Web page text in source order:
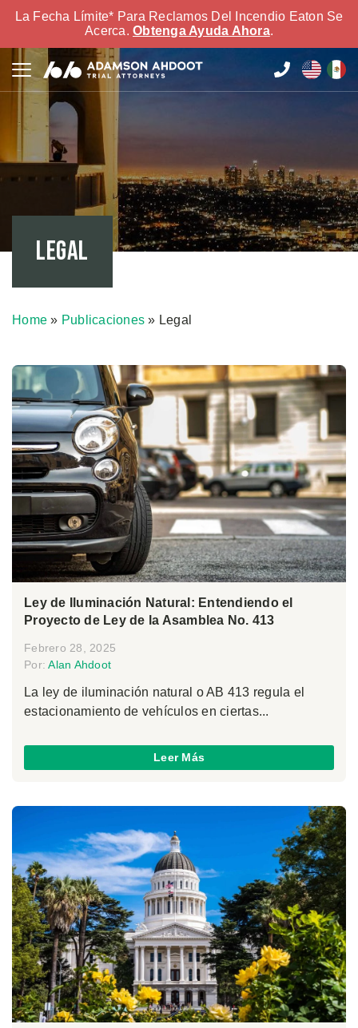
La Fecha Límite* Para Reclamos Del Incendio Eaton Se
Acerca. Obtenga Ayuda Ahora.
Legal
Home » Publicaciones » Legal
Ley de Iluminación Natural: Entendiendo el
Proyecto de Ley de la Asamblea No. 413
Febrero 28, 2025
Por:Alan Ahdoot
La ley de iluminación natural o AB 413 regula el
estacionamiento de vehículos en ciertas...
Leer Más